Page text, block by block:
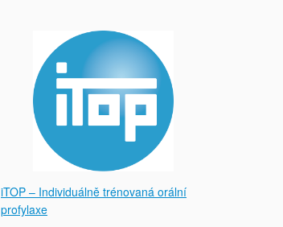
iTOP – Individuálně trénovaná orální
profylaxe